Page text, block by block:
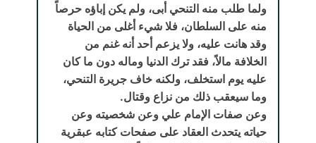
ولما طلب منه التنحي أبى، ولم يكن إباؤه حرصاً
منه على السلطان، فلا شيء أغلى من الحياة
وقد هانت عليه، ولا يزعم أحد أنه غنم من
الخلافة مالاً، فقد ترك الدنيا وماله دون ما كان
عليه يوم استخلف، ولكنه خاف جريرة التنحي،
وما سيعقب ذلك من نزاع وقتال.
وعن صفات الإمام علي وعن شخصيته وعن
حياته يتحدث العقاد على صفحات كتابه عبقرية